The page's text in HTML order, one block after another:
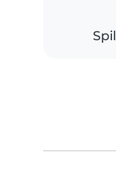
Spil